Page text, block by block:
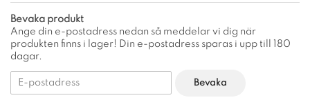
Bevaka produkt
Ange din e-postadress nedan så meddelar vi dig när
produkten finns i lager! Din e-postadress sparas i upp till 180
dagar.
Bevaka